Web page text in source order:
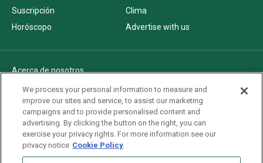
Suscripción
Clima
Horóscopo
Advertise with us
Acerca de nosotros
Politica de privacidad
Pautas Editoriales
AdChoices
Advertise with us
Newsletters
We process your personal information to measure and
improve our sites and service, to assist our marketing
campaigns and to provide personalised content and
advertising. By clicking the button on the right, you can
exercise your privacy rights. For more information see our
privacy notice Cookie Policy